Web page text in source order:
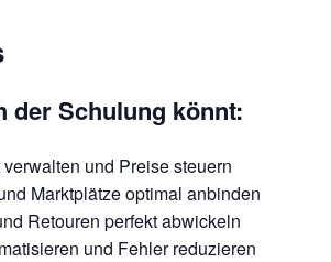
der Schulung könnt:
und Preise steuern
Marktplätze optimal anbinden
Retouren perfekt abwickeln
und Fehler reduzieren